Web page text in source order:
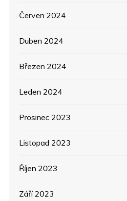
Červen 2024
Duben 2024
Březen 2024
Leden 2024
Prosinec 2023
Listopad 2023
Říjen 2023
Září 2023